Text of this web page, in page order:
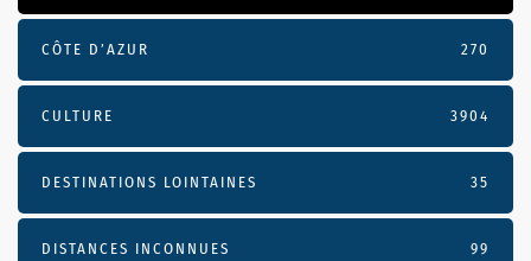
CÔTE D’AZUR 270
CULTURE 3904
DESTINATIONS LOINTAINES 35
DISTANCES INCONNUES 99